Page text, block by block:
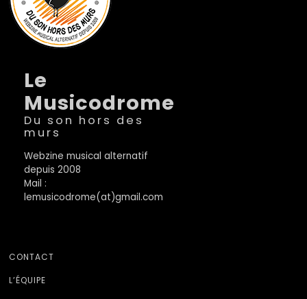
Le
Musicodrome
Du son hors des
murs
Webzine musical alternatif
depuis 2008
Mail :
lemusicodrome(at)gmail.com
CONTACT
L’ÉQUIPE